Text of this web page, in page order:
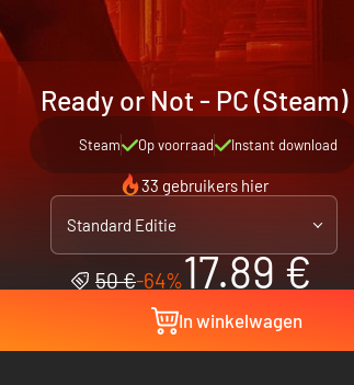
Ready or Not - PC (Steam)
Steam Op voorraad Instant download
33 gebruikers hier
Standard Editie
50 €-64%17.89 €
In winkelwagen